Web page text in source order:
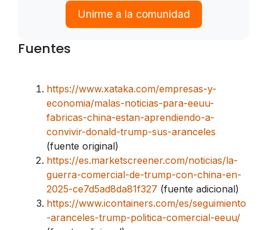
Unirme a la comunidad
Fuentes
https://www.xataka.com/empresas-y-
economia/malas-noticias-para-eeuu-
fabricas-china-estan-aprendiendo-a-
convivir-donald-trump-sus-aranceles
(fuente original)
https://es.marketscreener.com/noticias/la-
guerra-comercial-de-trump-con-china-en-
2025-ce7d5ad8da81f327 (fuente adicional)
https://www.icontainers.com/es/seguimiento
-aranceles-trump-politica-comercial-eeuu/